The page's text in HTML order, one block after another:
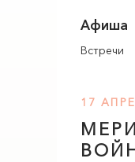
Афиша
Встречи
17